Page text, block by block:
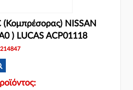
(Κομπρέσορας) NISSAN
) LUCAS ACP01118